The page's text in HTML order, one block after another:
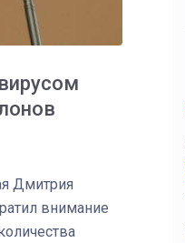
Дмитрия
внимание